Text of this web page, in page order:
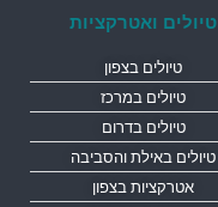
טיולים ואטרקציות
טיולים בצפון
טיולים במרכז
טיולים בדרום
טיולים באילת והסביבה
אטרקציות בצפון